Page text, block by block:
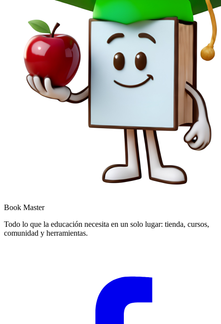
Book Master
Todo lo que la educación necesita en un solo lugar: tienda, cursos,
comunidad y herramientas.